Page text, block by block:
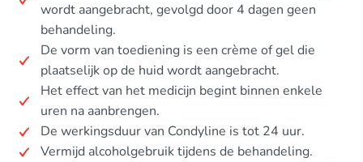
wordt aangebracht, gevolgd door 4 dagen geen
behandeling.
De vorm van toediening is een crème of gel die
plaatselijk op de huid wordt aangebracht.
Het effect van het medicijn begint binnen enkele
uren na aanbrengen.
De werkingsduur van Condyline is tot 24 uur.
Vermijd alcoholgebruik tijdens de behandeling.